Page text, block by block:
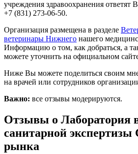
учреждения здравоохранения
+7 (831) 273-06-50.
Организация размещена в разделе
ветеринары Нижнего нашего
Информацию о том, как добраться, а
можете уточнить на официальном
Ниже Вы можете поделиться своим
на врачей или сотрудников
Важно: все отзывы модерируются.
Отзывы о Лаборатория
санитарной экспертизы
рынка